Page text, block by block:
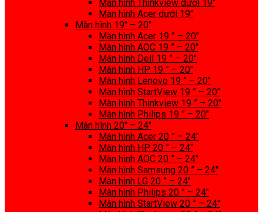
Màn hình Thinkview dưới 19″
Màn hình Acer dưới 19″
Màn hình 19″ – 20″
Màn hình Acer 19 ” – 20″
Màn hình AOC 19 ” – 20″
Màn hình Dell 19 ” – 20″
Màn hình HP 19 ” – 20″
Màn hình Lenovo 19 ” – 20″
Màn hình StartView 19 ” – 20″
Màn hình Thinkview 19 ” – 20″
Màn hình Philips 19 ” – 20″
Màn hình 20″ – 24″
Màn hình Acer 20 ” – 24″
Màn hình HP 20 ” – 24″
Màn hình AOC 20 ” – 24″
Màn hình Samsung 20 ” – 24″
Màn hình LG 20 ” – 24″
Màn hình Philips 20 ” – 24″
Màn hình StartView 20 ” – 24″